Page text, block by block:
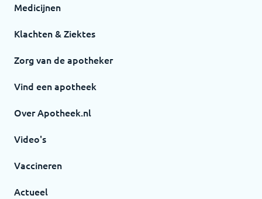
Medicijnen
Klachten & Ziektes
Zorg van de apotheker
Vind een apotheek
Over Apotheek.nl
Video's
Vaccineren
Actueel